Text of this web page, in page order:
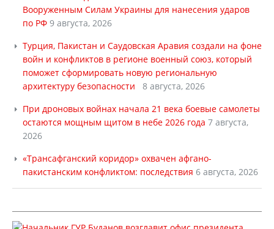
Вооруженным Силам Украины для нанесения ударов
по РФ 9 августа, 2026
Турция, Пакистан и Саудовская Аравия создали на фоне
войн и конфликтов в регионе военный союз, который
поможет сформировать новую региональную
архитектуру безопасности
8 августа, 2026
При дроновых войнах начала 21 века боевые самолеты
остаются мощным щитом в небе 2026 года 7 августа,
2026
«Трансафганский коридор» охвачен афгано-
пакистанским конфликтом: последствия 6 августа, 2026